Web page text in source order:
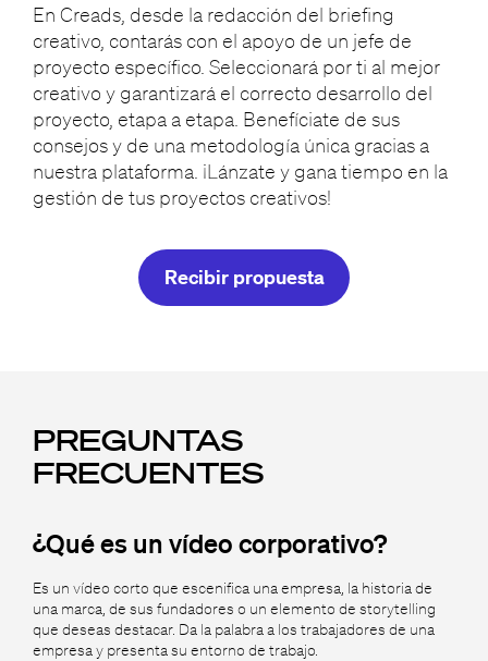
En Creads, desde la redacción del briefing
creativo, contarás con el apoyo de un jefe de
proyecto específico. Seleccionará por ti al mejor
creativo y garantizará el correcto desarrollo del
proyecto, etapa a etapa. Benefíciate de sus
consejos y de una metodología única gracias a
nuestra plataforma. ¡Lánzate y gana tiempo en la
gestión de tus proyectos creativos!
Recibir propuesta
PREGUNTAS
FRECUENTES
¿Qué es un vídeo corporativo?
Es un vídeo corto que escenifica una empresa, la historia de
una marca, de sus fundadores o un elemento de storytelling
que deseas destacar. Da la palabra a los trabajadores de una
empresa y presenta su entorno de trabajo.